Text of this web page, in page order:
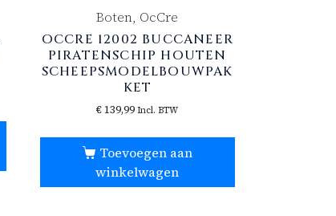
Boten, OcCre
OCCRE 12002 BUCCANEER
PIRATENSCHIP HOUTEN
SCHEEPSMODELBOUWPAK
KET
€ 139,99 Incl. BTW
Toevoegen aan
winkelwagen